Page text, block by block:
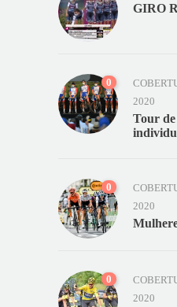
GIRO
0
2020
Tour
0
2020
0
2020